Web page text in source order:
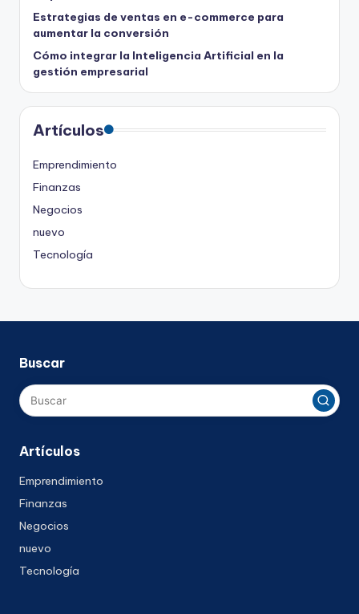
Estrategias de ventas en e-commerce para
aumentar la conversión
Cómo integrar la Inteligencia Artificial en la
gestión empresarial
Artículos
Emprendimiento
Finanzas
Negocios
nuevo
Tecnología
Buscar
Artículos
Emprendimiento
Finanzas
Negocios
nuevo
Tecnología